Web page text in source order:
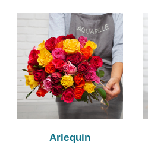
photographie de votre bouquet
est de vous faire parvenir la photo
assurer de la conformité de votre
Finalement, il sera expédié en
Personnalisez votre cadeau avec
selon vos envies.
Arlequin